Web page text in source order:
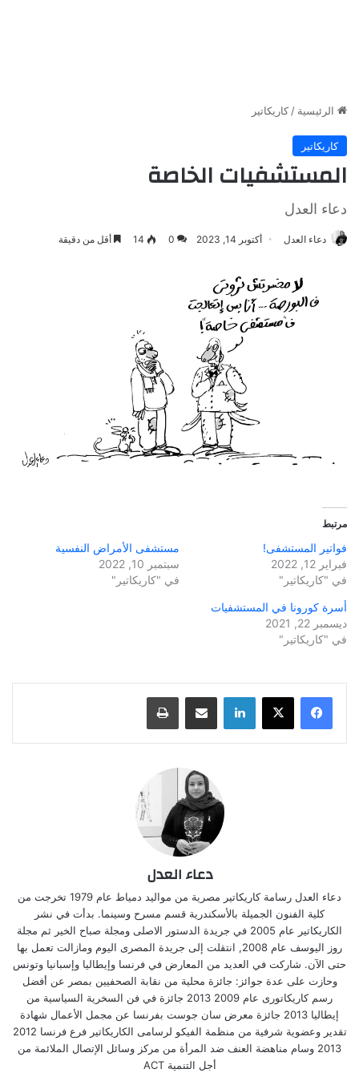
الرئيسية / كاريكاتير
كاريكاتير
المستشفيات الخاصة
دعاء العدل
دعاء العدل أكتوبر 14, 2023 0
14 أقل من دقيقة
مرتبط
فواتير المستشفى!
فبراير 12, 2022
في "كاريكاتير"
مستشفى الأمراض النفسية
سبتمبر 10, 2022
في "كاريكاتير"
أسرة كورونا في المستشفيات
ديسمبر 22, 2021
في "كاريكاتير"
لينكدإن مشاركة عبر البريد طباعة
دعاء العدل
دعاء العدل رسامة كاريكاتير مصرية من مواليد دمياط عام 1979 تخرجت من
كلية الفنون الجميلة بالأسكندرية قسم مسرح وسينما. بدأت في نشر
الكاريكاتير عام 2005 في جريدة الدستور الاصلى ومجلة صباح الخير ثم مجلة
روز اليوسف عام 2008, انتقلت إلى جريدة المصرى اليوم ومازالت تعمل بها
حتى الآن. شاركت في العديد من المعارض في فرنسا وإيطاليا وإسبانيا وتونس
وحازت على عدة جوائز: جائزة محلية من نقابة الصحفيين بمصر عن أفضل
رسم كاريكاتورى عام 2009 2013 جائزة في فن السخرية السياسية من
إيطاليا 2013 جائزة معرض سان جوست بفرنسا عن مجمل الأعمال شهادة
تقدير وعضوية شرفية من منظمة الفيكو لرسامى الكاريكاتير فرع فرنسا 2012
2013 وسام مناهضة العنف ضد المرأة من مركز وسائل الإتصال الملائمة من
أجل التنمية ACT